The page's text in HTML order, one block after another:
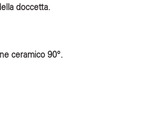
doccetta.
ceramico 90°.